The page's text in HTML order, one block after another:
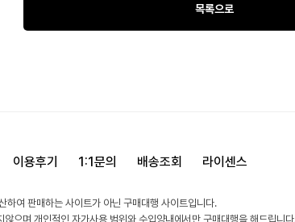
목록으로
이용후기 1:1문의 배송조회 라이센스
하여 판매하는 사이트가 아닌 구매대행 사이트입니다.
으며 개인적인 자가사용 범위와 수입양내에서만 구매대행을 해드립니